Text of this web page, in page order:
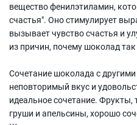
вещество фенилэтиламин,
счастья". Оно стимулирует
вызывает чувство счастья и
из причин, почему шоколад
Сочетание шоколада с
неповторимый вкус и
идеальное сочетание.
груши и апельсины, хорошо